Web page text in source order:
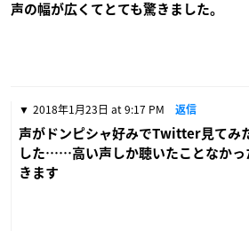
声の幅が広くてとても驚きました。
2018年1月23日 at 9:17 PM 返信
声がドンピシャ好みでTwitter見てみ
した……高い声しか聴いたことなかっ
きます